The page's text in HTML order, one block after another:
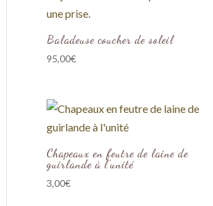
Baladeuse coucher de soleil
95,00€
Chapeaux en feutre de laine de
guirlande à l’unité
3,00€